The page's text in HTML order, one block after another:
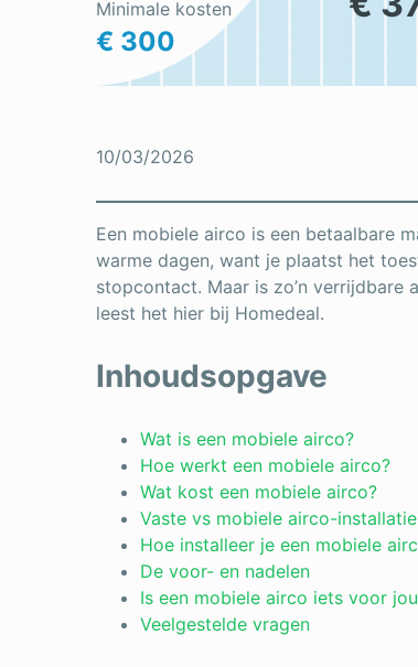
Minimale kosten
€ 300
10/03/2026
Een mobiele airco is een betaalbare
warme dagen, want je plaatst het
stopcontact. Maar is zo’n verrijdbare
leest het hier bij Homedeal.
Inhoudsopgave
Wat is een mobiele airco?
Hoe werkt een mobiele airco?
Wat kost een mobiele airco?
Vaste vs mobiele airco-installatie
Hoe installeer je een mobiele
De voor- en nadelen
Is een mobiele airco iets voor
Veelgestelde vragen